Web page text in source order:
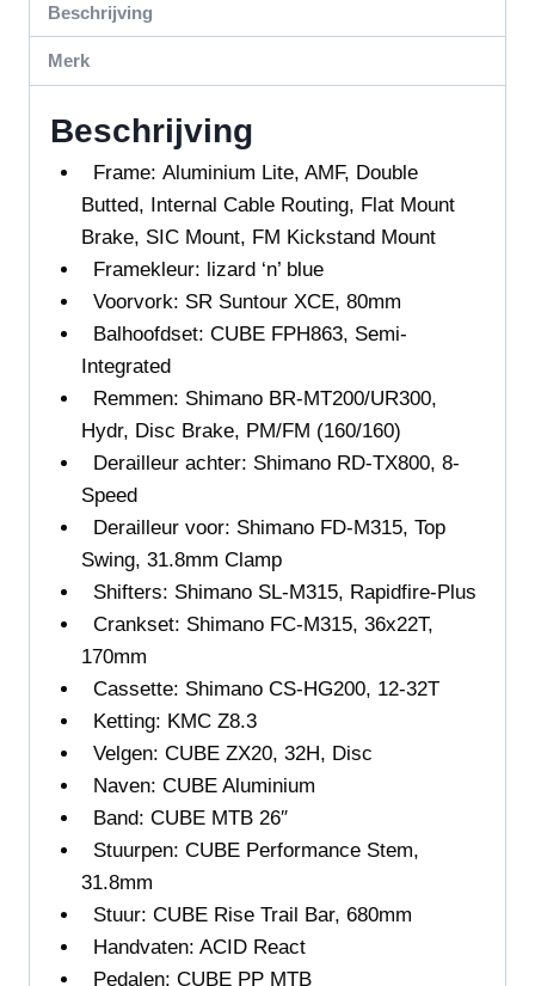
Beschrijving
Merk
Beschrijving
Frame: Aluminium Lite, AMF, Double
Butted, Internal Cable Routing, Flat Mount
Brake, SIC Mount, FM Kickstand Mount
Framekleur: lizard ‘n’ blue
Voorvork: SR Suntour XCE, 80mm
Balhoofdset: CUBE FPH863, Semi-
Integrated
Remmen: ShimanoBR-MT200/UR300,
Hydr, Disc Brake, PM/FM (160/160)
Derailleur achter: Shimano RD-TX800, 8-
Speed
Derailleur voor: Shimano FD-M315, Top
Swing, 31.8mm Clamp
Shifters: Shimano SL-M315, Rapidfire-Plus
Crankset: Shimano FC-M315, 36x22T,
170mm
Cassette: Shimano CS-HG200, 12-32T
Ketting: KMC Z8.3
Velgen: CUBE ZX20, 32H, Disc
Naven: CUBE Aluminium
Band: CUBE MTB 26″
Stuurpen: CUBE Performance Stem,
31.8mm
Stuur: CUBE Rise Trail Bar, 680mm
Handvaten: ACID React
Pedalen: CUBE PP MTB